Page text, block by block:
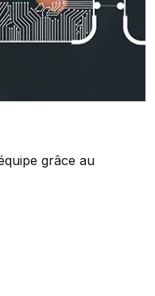
grâce au